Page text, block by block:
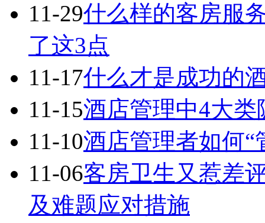
11-29什么样的客房服
了这3点
11-17什么才是成功的
11-15酒店管理中4大
11-10酒店管理者如何“
11-06客房卫生又惹差
及难题应对措施